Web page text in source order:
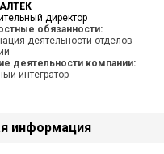
директор
обязанности:
деятельности отделов
деятельности компании:
интегратор
информация